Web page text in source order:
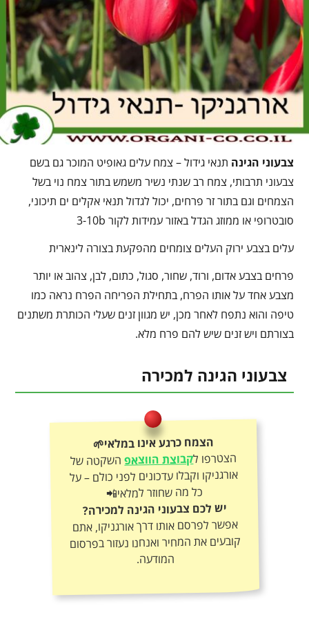
צבעוני הגינה תנאי גידול – צמח עלים גאופיט המוכר גם בשם
צבעוני תרבותי, צמח רב שנתי נשיר משמש בתור צמח נוי בשל
הצמחים וגם בתור זר פרחים, יכול לגדול תנאי אקלים ים תיכוני,
סובטרופי או ממוזג הגדל באזור עמידות לקור 3-10b
עלים בצבע ירוק העלים צומחים מהפקעת בצורה לינארית
פרחים בצבע אדום, ורוד, שחור, סגול, כתום, לבן, צהוב או יותר
מצבע אחד על אותו הפרח, בתחילת הפריחה הפרח נראה כמו
טיפה והוא נתפח לאחר מכן, יש מגוון זנים שעלי הכותרת משתנים
בצורתם ויש זנים שיש להם פרח מלא.
צבעוני הגינה למכירה
הצמח כרגע אינו במלאי🌱
הצטרפו לקבוצת הווצאפהשקטה של
אורגניקו וקבלו עדכונים לפני כולם – על
כל מה שחוזר למלאי📲
יש לכם צבעוני הגינה למכירה?
אפשר לפרסם אותו דרך אורגניקו, אתם
קובעים את המחיר ואנחנו נעזור בפרסום
המודעה.